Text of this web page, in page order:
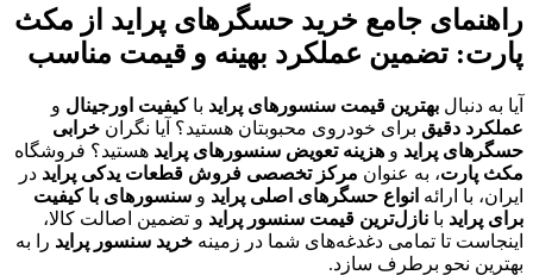
راهنمای جامع خرید حسگرهای پراید از مکث
پارت: تضمین عملکرد بهینه و قیمت مناسب
آیا به دنبال بهترین قیمت سنسورهای پراید باکیفیت اورجینال و
عملکرد دقیق برای خودروی محبوبتان هستید؟ آیا نگران خرابی
حسگرهای پراید و هزینه تعویض سنسورهای پراید هستید؟ فروشگاه
مکث پارت، به عنوان مرکز تخصصی فروش قطعات یدکی پراید در
ایران، با ارائه انواع حسگرهای اصلی پراید و سنسورهای با کیفیت
برای پراید با نازل‌ترین قیمت سنسور پراید و تضمین اصالت کالا،
اینجاست تا تمامی دغدغه‌های شما در زمینه خرید سنسور پراید را به
بهترین نحو برطرف سازد.